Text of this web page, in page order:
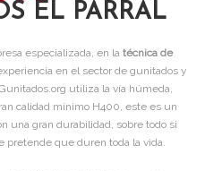
EL PARRAL
especializada, en la técnica de
en el sector de gunitados y
utiliza la vía húmeda,
calidad mínimo H400, este es un
una gran durabilidad, sobre todo si
pretende que duren toda la vida.